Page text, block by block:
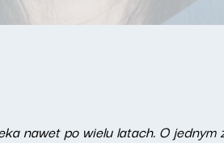
nawet po wielu latach. O